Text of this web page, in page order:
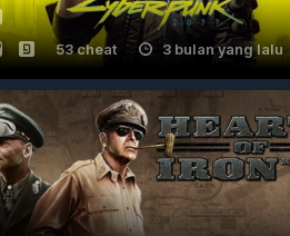
53 cheat 3 bulan yang lalu